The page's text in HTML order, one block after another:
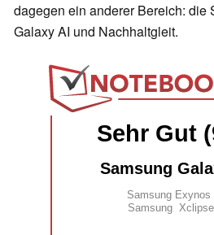
dagegen ein anderer Bereich: die
Galaxy AI und Nachhaltgleit.
Sehr Gut
Samsung
Samsung Exynos
Samsung